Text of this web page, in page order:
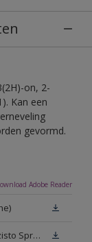
on, 2-
Kan een
gevormd.
Adobe Reader
Veiligheidsinformatieblad Rubbol BL Rezisto Spray W05 (SDS)